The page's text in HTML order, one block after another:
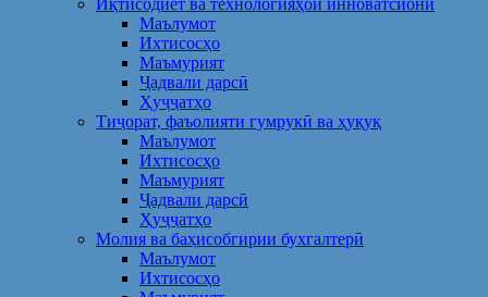
Иқтисодиёт ва технологияҳои инноватсионӣ
Маълумот
Ихтисосҳо
Маъмурият
Ҷадвали дарсӣ
Ҳуҷҷатҳо
Тиҷорат, фаъолияти гумрукӣ ва ҳуқуқ
Маълумот
Ихтисосҳо
Маъмурият
Ҷадвали дарсӣ
Ҳуҷҷатҳо
Молия ва баҳисобгирии бухгалтерӣ
Маълумот
Ихтисосҳо